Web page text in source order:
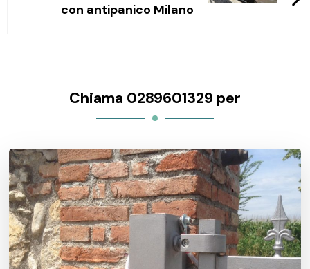
con antipanico Milano
Chiama 0289601329 per